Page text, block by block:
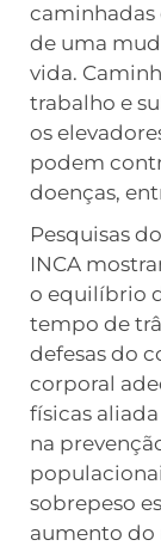
caminhadas
de uma
vida.
trabalho e
os
podem
doenças,
Pesquisas do
INCA
o equilíbrio
tempo de
defesas do
corporal
físicas
na
sobrepeso
aumento do